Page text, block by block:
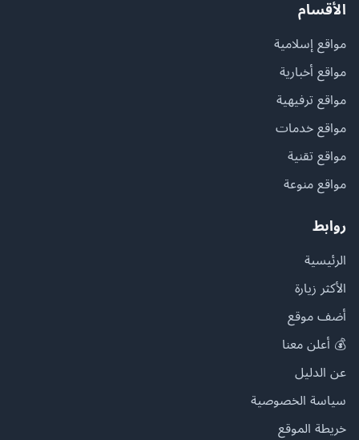
الأقسام
مواقع إسلامية
مواقع أخبارية
مواقع ترفيهية
مواقع خدمات
مواقع تقنية
مواقع منوعة
روابط
الرئيسية
الأكثر زيارة
أضف موقع
💰 أعلن معنا
عن الدليل
سياسة الخصوصية
خريطة الموقع